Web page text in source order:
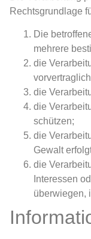
Rechtsgrundlage
Die
mehrere
die
die
die
schützen;
die
Gewalt
die
Interessen
überwiegen,